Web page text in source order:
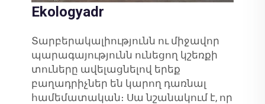
Ekologyadr
Տարբերակալիությունն ու միջավոր
պարագայությունն ունեցող կշեռքի
տուները ավելացնելով երեք
բաղադրիչներ են կարող դառնալ
համեմատական։ Սա նշանակում է, որ